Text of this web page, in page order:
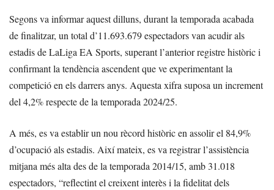
Segons va informar aquest dilluns, durant la temporada acabada
de finalitzar, un total d’11.693.679 espectadors van acudir als
estadis de LaLiga EA Sports, superant l’anterior registre històric i
confirmant la tendència ascendent que ve experimentant la
competició en els darrers anys. Aquesta xifra suposa un increment
del 4,2% respecte de la temporada 2024/25.
A més, es va establir un nou rècord històric en assolir el 84,9%
d’ocupació als estadis. Així mateix, es va registrar l’assistència
mitjana més alta des de la temporada 2014/15, amb 31.018
espectadors, “reflectint el creixent interès i la fidelitat dels